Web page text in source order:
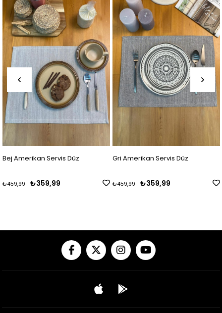
Gri Amerikan Servis Düz
₺359,99
₺459,99
Ürün
Mavi Amerikan Servis Düz
₺359,99
₺459,99
Ürün